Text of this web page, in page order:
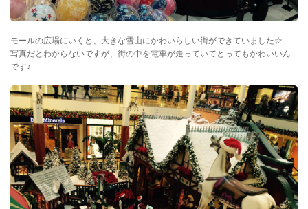
モールの広場にいくと、大きな雪山にかわいらしい街ができていました☆
写真だとわからないですが、街の中を電車が走っていてとってもかわいいん
です♪